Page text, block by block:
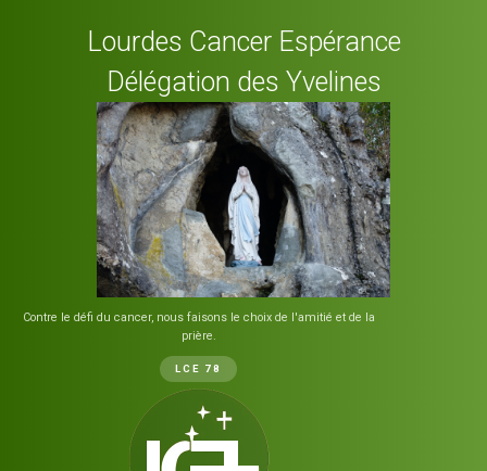
Lourdes Cancer Espérance
Délégation des Yvelines
Contre le défi du cancer, nous faisons le choix de l'amitié et de la
prière.
LCE 78